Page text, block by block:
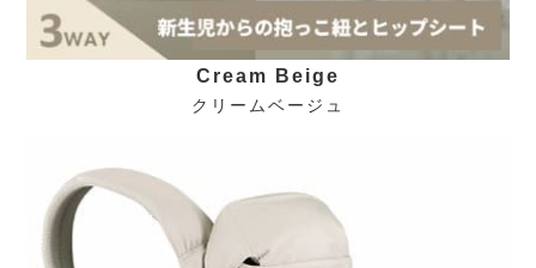
Cream Beige
クリームベージュ